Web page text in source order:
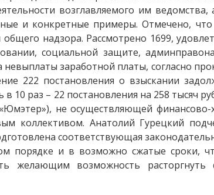
возглавляемого им
и конкретные примеры. Отмечено,
надзора. Рассмотрено 1699,
социальной защите,
заработной платы, согласно
222 постановления о взыскании
10 раз – 22 постановления на 258 тысяч
не осуществляющей
коллективом. Анатолий Гурецкий
соответствующая
порядке и в возможно сжатые сроки,
желающим возможность